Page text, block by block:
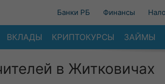
Банки РБ Финансы
ВКЛАДЫ КРИПТОКУРСЫ ЗАЙМЫ
в Житковичах